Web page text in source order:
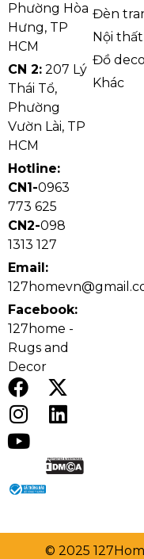
Phường Hòa
Hưng, TP
HCM
CN 2: 207 Lý
Thái Tổ,
Phường
Vườn Lài, TP
HCM
Hotline:
CN1-0963
773 625
CN2-098
1313 127
Email:
Facebook:
127home -
Rugs and
Decor
Đèn
Nội
Đồ
Khác
© 2025